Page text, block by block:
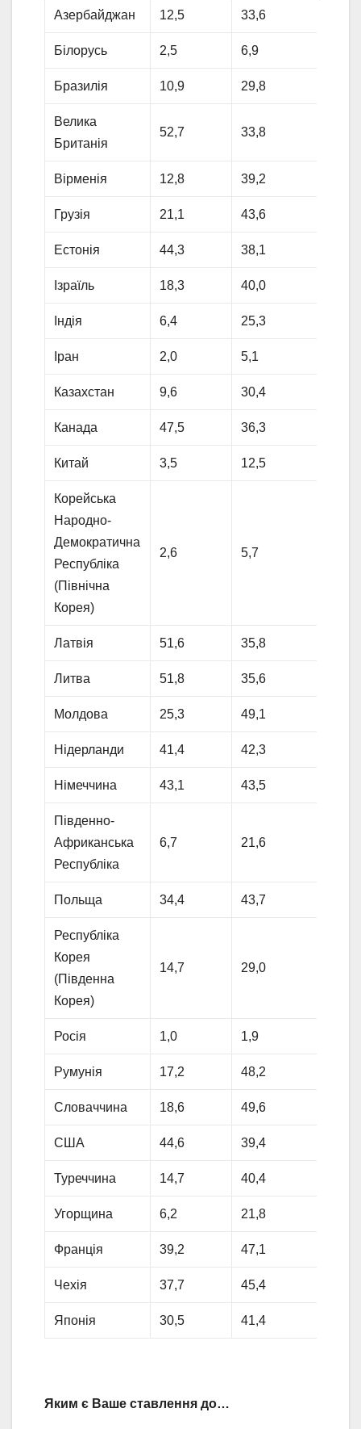
Азербайджан 12,5 33,6
Білорусь 2,5 6,9
Бразилія 10,9 29,8
Велика
Британія
52,7 33,8
Вірменія 12,8 39,2
Грузія 21,1 43,6
Естонія 44,3 38,1
Ізраїль 18,3 40,0
Індія 6,4 25,3
Іран 2,0 5,1
Казахстан 9,6 30,4
Канада 47,5 36,3
Китай 3,5 12,5
Корейська
Народно-
Демократична
Республіка
(Північна
Корея)
2,6 5,7
Латвія 51,6 35,8
Литва 51,8 35,6
Молдова 25,3 49,1
Нідерланди 41,4 42,3
Німеччина 43,1 43,5
Південно-
Африканська
Республіка
6,7 21,6
Польща 34,4 43,7
Республіка
Корея
(Південна
Корея)
14,7 29,0
Росія 1,0 1,9
Румунія 17,2 48,2
Словаччина 18,6 49,6
США 44,6 39,4
Туреччина 14,7 40,4
Угорщина 6,2 21,8
Франція 39,2 47,1
Чехія 37,7 45,4
Японія 30,5 41,4
Яким є Ваше ставлення до…